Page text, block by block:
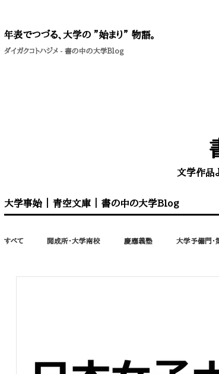
年表でつづる、大学の ”始まり” 物語。
ダイガクコトハジメ - 書の中の大学Blog
文学作品
大学事始 青空文庫 書の中の大学Blog
すべて 開成所・大学南校 慶應義塾 大学予備門